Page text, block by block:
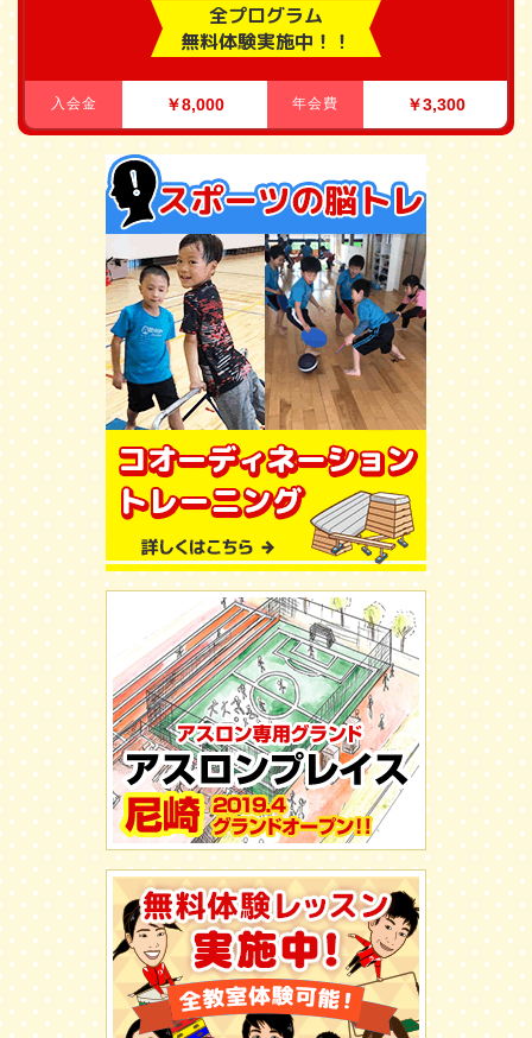
全プログラム
無料体験実施中！！
入会金 ￥8,000 年会費 ￥3,300